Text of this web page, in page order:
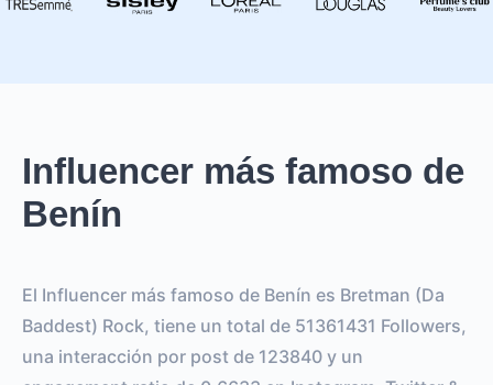
Influencer más famoso de
Benín
El Influencer más famoso de Benín es Bretman (Da
Baddest) Rock, tiene un total de 51361431 Followers,
una interacción por post de 123840 y un